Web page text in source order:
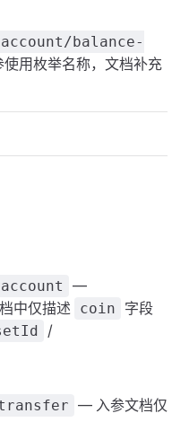
balance-
使用枚举名称，文档补充
—
中仅描述 coin
字段
/
— 入参文档仅